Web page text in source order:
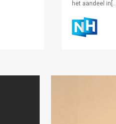
het aandeel